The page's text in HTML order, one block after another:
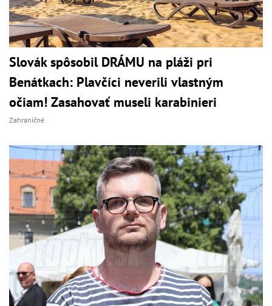
Slovák spôsobil DRÁMU na pláži pri
Benátkach: Plavčíci neverili vlastným
očiam! Zasahovať museli karabinieri
Zahraničné